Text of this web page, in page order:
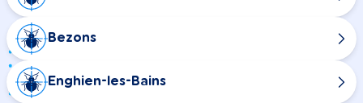
Bezons
Enghien-les-Bains